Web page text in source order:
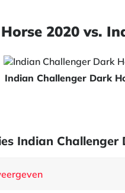
2020 vs.
Indian Challenger Dark
Indian